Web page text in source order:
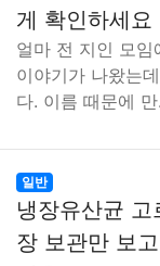
게 확인하세요
얼마 전 지인 모임
이야기가 나왔는
다. 이름 때문에
일반
냉장유산균 고
장 보관만 보